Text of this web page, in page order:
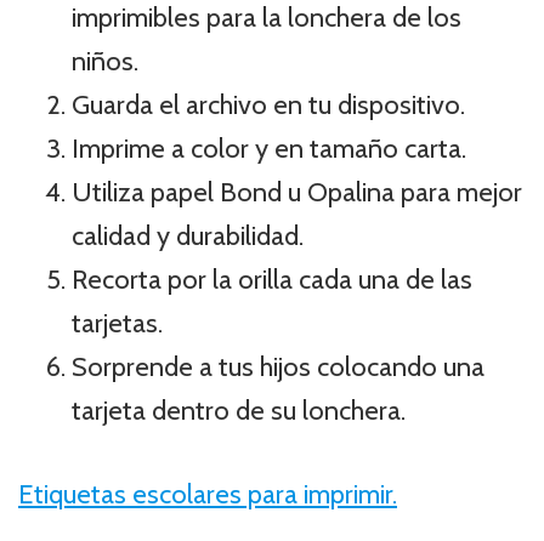
imprimibles para la lonchera de los
niños.
Guarda el archivo en tu dispositivo.
Imprime a color y en tamaño carta.
Utiliza papel Bond u Opalina para mejor
calidad y durabilidad.
Recorta por la orilla cada una de las
tarjetas.
Sorprende a tus hijos colocando una
tarjeta dentro de su lonchera.
Etiquetas escolares para imprimir.